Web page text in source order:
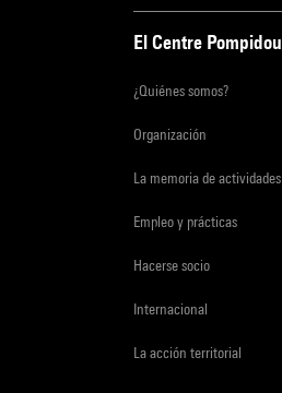
El Centre Pompidou
¿Quiénes somos?
Organización
La memoria de actividades
Empleo y prácticas
Hacerse socio
Internacional
La acción territorial